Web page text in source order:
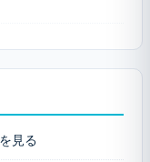
見る